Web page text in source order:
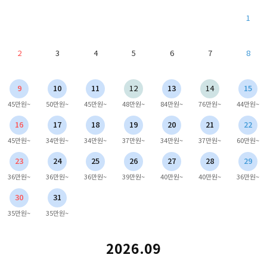
1
2 3 4 5 6 7 8
9
45만원~
10
50만원~
11
45만원~
12
48만원~
13
84만원~
14
76만원~
15
44만원~
16
45만원~
17
34만원~
18
34만원~
19
37만원~
20
34만원~
21
37만원~
22
60만원~
23
36만원~
24
36만원~
25
36만원~
26
39만원~
27
40만원~
28
40만원~
29
36만원~
30
35만원~
31
35만원~
2026.09